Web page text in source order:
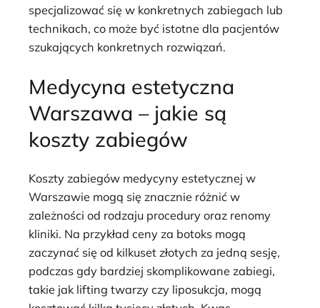
specjalizować się w konkretnych zabiegach lub
technikach, co może być istotne dla pacjentów
szukających konkretnych rozwiązań.
Medycyna estetyczna
Warszawa – jakie są
koszty zabiegów
Koszty zabiegów medycyny estetycznej w
Warszawie mogą się znacznie różnić w
zależności od rodzaju procedury oraz renomy
kliniki. Na przykład ceny za botoks mogą
zaczynać się od kilkuset złotych za jedną sesję,
podczas gdy bardziej skomplikowane zabiegi,
takie jak lifting twarzy czy liposukcja, mogą